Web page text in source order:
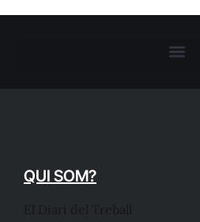
QUI SOM?